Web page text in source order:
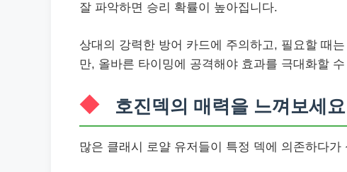
잘 파악하면 승리 확률이 높아집니다.
상대의 강력한 방어 카드에 주의하고, 필요할 때
만, 올바른 타이밍에 공격해야 효과를 극대화할
호진덱의 매력을 느껴보세요
많은 클래시 로얄 유저들이 특정 덱에 의존하다